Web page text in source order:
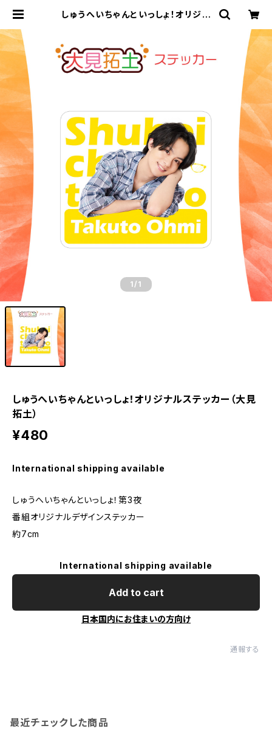
しゅうへいちゃんといっしょ！オリジナ
1 /1
しゅうへいちゃんといっしょ！オリジナルステッカー（大見
拓土）
¥480
International shipping available
しゅうへいちゃんといっしょ！第3夜
番組オリジナルデザインステッカー
約7cm
International shipping available
Add to cart
日本国内にお住まいの方向け
通報する
最近チェックした商品